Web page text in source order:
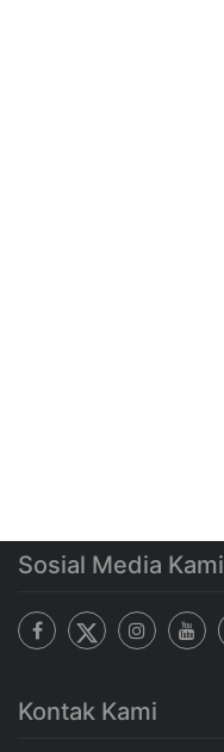
Sosial Media Kami
Kontak Kami